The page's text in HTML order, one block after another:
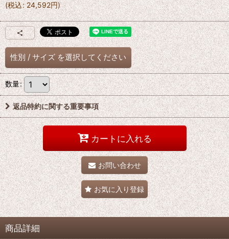
(税込: 24,592円)
性別 / サイズ を選択してください
数量:
返品特約に関する重要事項
カートに入れる
お問い合わせ
お気に入り登録
商品詳細